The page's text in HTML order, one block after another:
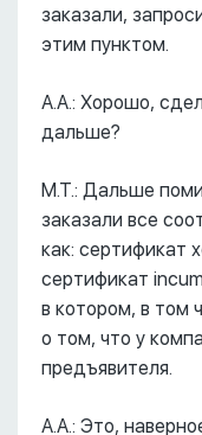
заказали,
этим пунктом.
А.А.: Хорошо,
дальше?
М.Т.: Дальше
заказали все
как: сертификат
сертификат
в котором, в том
о том, что у
предъявителя.
А.А.: Это,